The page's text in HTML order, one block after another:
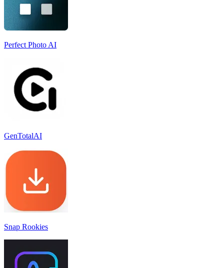
Perfect Photo AI
GenTotalAI
Snap Rookies